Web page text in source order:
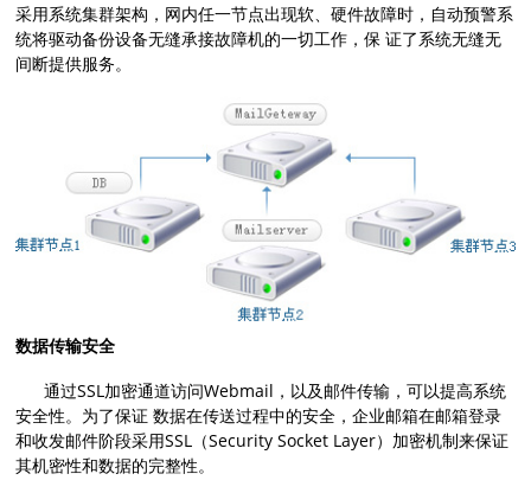
采用系统集群架构，网内任一节点出现软、硬件故障时，自动预警系
统将驱动备份设备无缝承接故障机的一切工作，保 证了系统无缝无
间断提供服务。
数据传输安全
通过SSL加密通道访问Webmail，以及邮件传输，可以提高系统
安全性。为了保证 数据在传送过程中的安全，企业邮箱在邮箱登录
和收发邮件阶段采用SSL（Security Socket Layer）加密机制来保证
其机密性和数据的完整性。